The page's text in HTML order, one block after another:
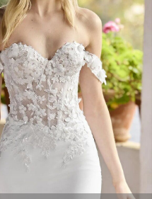
Romantica
schitterende romantische
collectie bruidsjaponnen van
het merk Romantica, met de
nieuwste trends in de
bruidsmode.
Romantica